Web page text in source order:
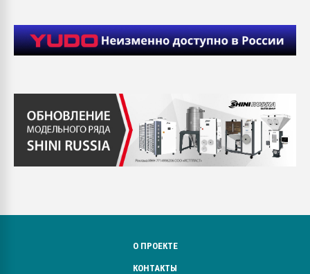
О ПРОЕКТЕ
КОНТАКТЫ